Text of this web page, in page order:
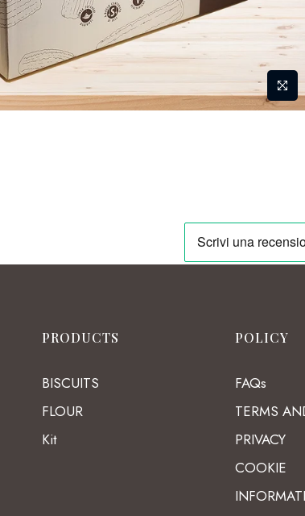
PRODUCTS
BISCUITS
FLOUR
Kit
POLICY
FAQs
TERMS
PRIVACY
COOKIE